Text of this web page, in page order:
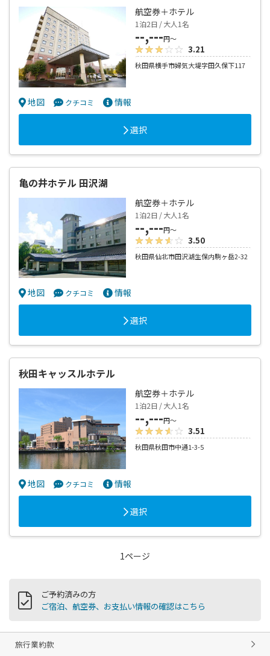
航空券＋ホテル
1泊2日 / 大人1名
--,---円～
3.21
秋田県横手市婦気大堤字田久保下117
地図 クチコミ 情報
選択
亀の井ホテル 田沢湖
航空券＋ホテル
1泊2日 / 大人1名
--,---円～
3.50
秋田県仙北市田沢湖生保内駒ヶ岳2-32
地図 クチコミ 情報
選択
秋田キャッスルホテル
航空券＋ホテル
1泊2日 / 大人1名
--,---円～
3.51
秋田県秋田市中通1-3-5
地図 クチコミ 情報
選択
1ページ
ご予約済みの方
ご宿泊、航空券、お支払い情報の確認はこちら
旅行業約款